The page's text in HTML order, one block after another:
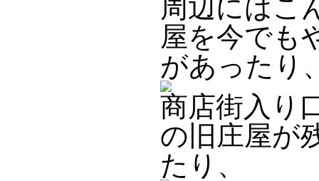
周辺にはこ
屋を今でも
があったり
商店街入り
の旧庄屋が
たり、